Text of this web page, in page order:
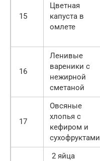
15
Цветная
капуста в
омлете
16
Ленивые
вареники с
нежирной
сметаной
17
Овсяные
хлопья с
кефиром и
сухофруктами
2 яйца